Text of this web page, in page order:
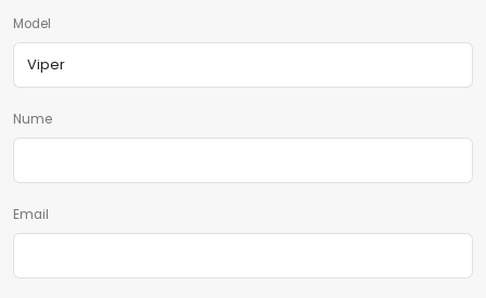
Model
Nume
Email